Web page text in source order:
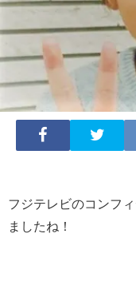
フジテレビのコンフ
ましたね！